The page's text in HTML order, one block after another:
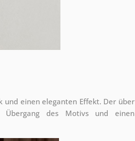
einen eleganten Effekt. Der über
des Motivs und einen